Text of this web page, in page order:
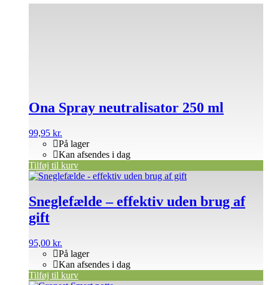
Ona Spray neutralisator 250 ml
99,95 kr.
På lager
Kan afsendes i dag
Tilføj til kurv
Sneglefælde – effektiv uden brug af
gift
95,00 kr.
På lager
Kan afsendes i dag
Tilføj til kurv